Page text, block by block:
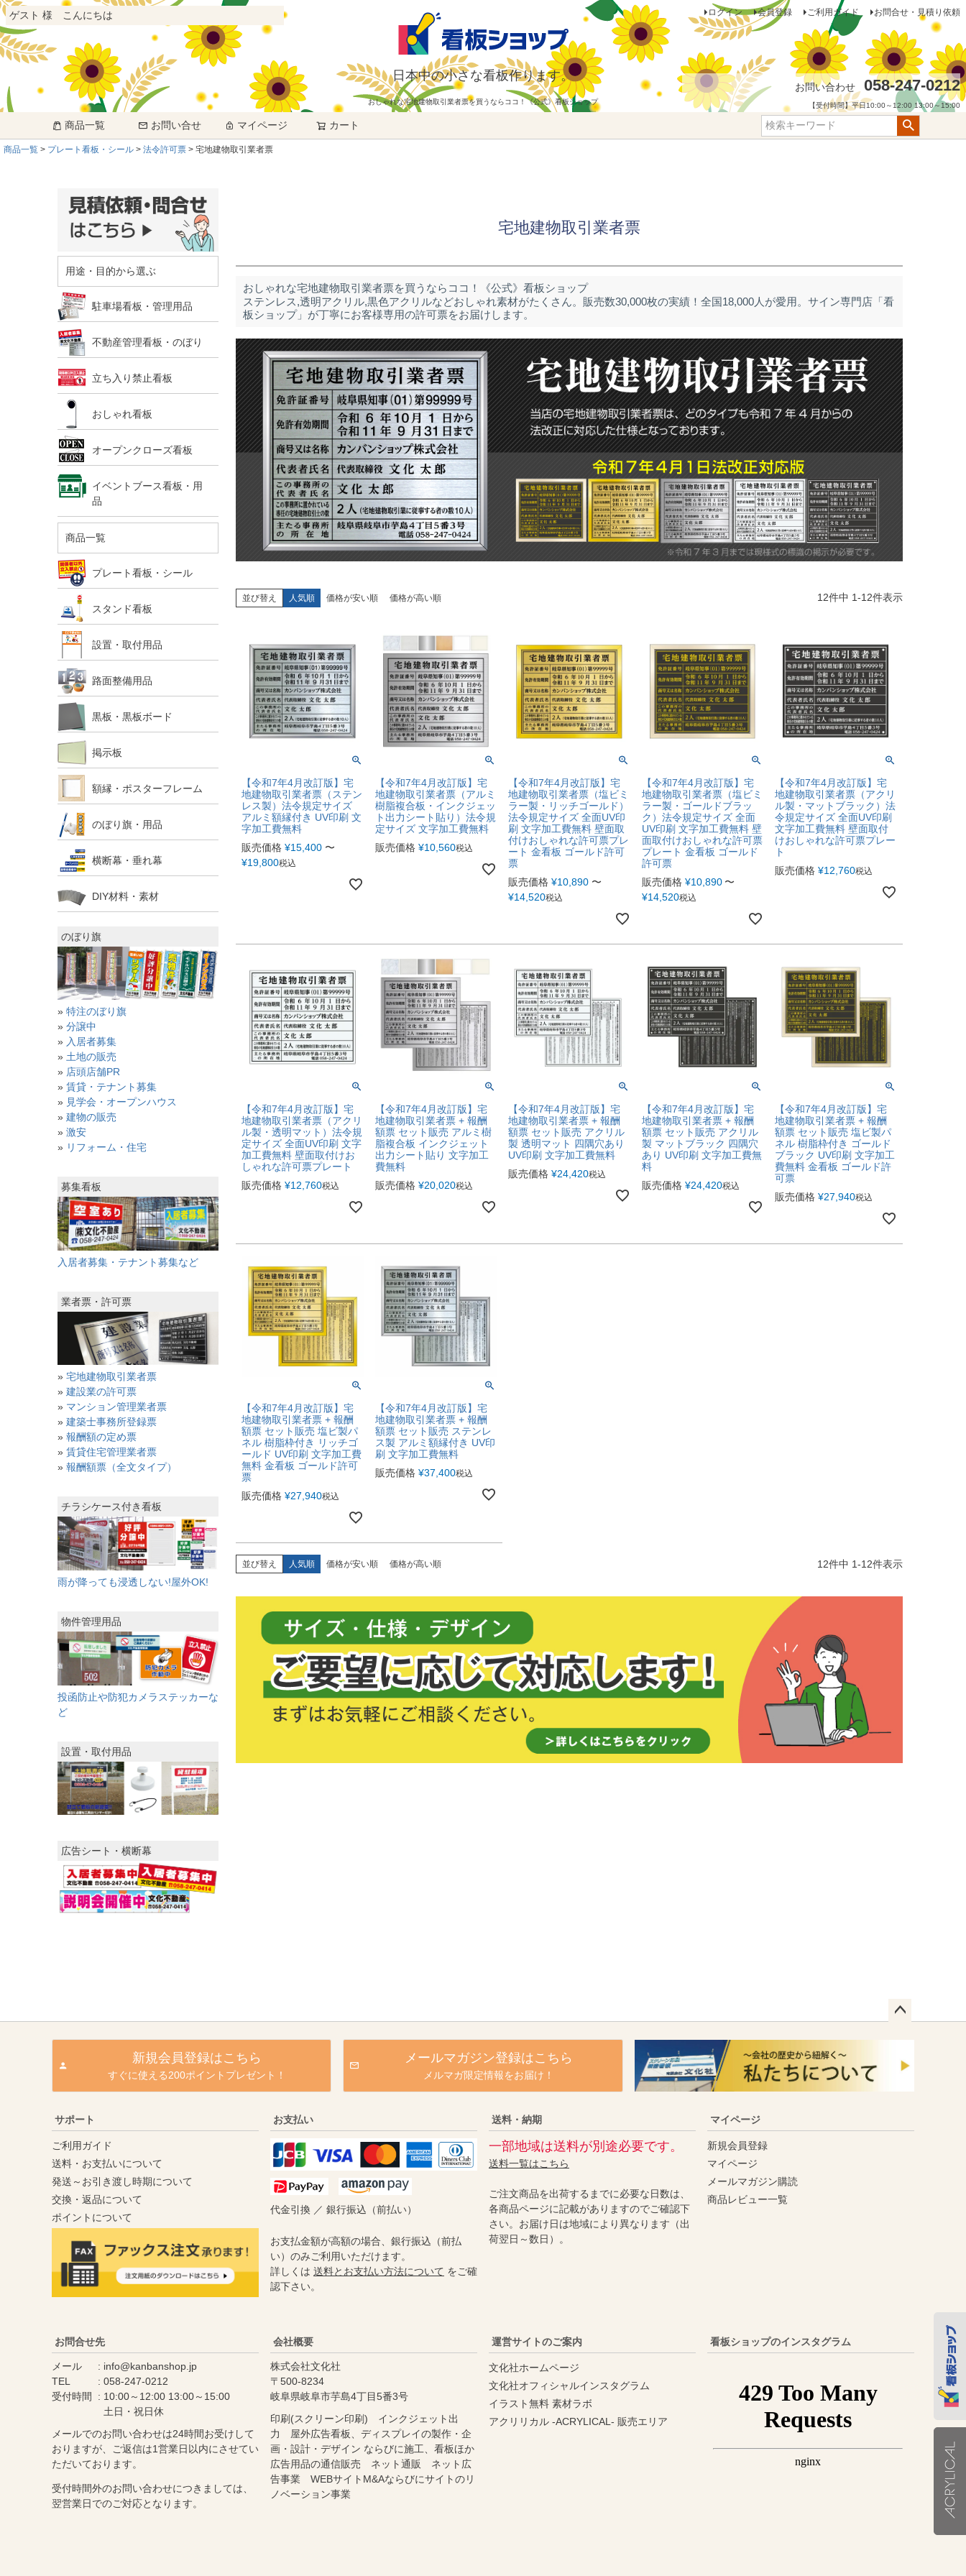
ゲスト 様 こんにちは
日本中の小さな看板作ります。
おしゃれな宅地建物取引業者票を買うならココ！《公式》看板ショップ
ログイン 会員登録 ご利用ガイド お問合せ・見積り依頼
お問い合わせ 058-247-0212
【受付時間】平日10:00～12:00 13:00～15:00
商品一覧 お問い合せ マイページ カート
商品一覧 プレート看板・シール 法令許可票 宅地建物取引業者票
用途・目的から選ぶ
駐車場看板・管理用品
不動産管理看板・のぼり
立ち入り禁止看板
おしゃれ看板
オープンクローズ看板
イベントブース看板・用
品
商品一覧
プレート看板・シール
スタンド看板
設置・取付用品
路面整備用品
黒板・黒板ボード
掲示板
額縁・ポスターフレーム
のぼり旗・用品
横断幕・垂れ幕
DIY材料・素材
のぼり旗
» 特注のぼり旗
» 分譲中
» 入居者募集
» 土地の販売
» 店頭店舗PR
» 賃貸・テナント募集
» 見学会・オープンハウス
» 建物の販売
» 激安
» リフォーム・住宅
募集看板
入居者募集・テナント募集など
業者票・許可票
» 宅地建物取引業者票
» 建設業の許可票
» マンション管理業者票
» 建築士事務所登録票
» 報酬額の定め票
» 賃貸住宅管理業者票
» 報酬額票（全文タイプ）
チラシケース付き看板
雨が降っても浸透しない!屋外OK!
物件管理用品
投函防止や防犯カメラステッカーな
ど
設置・取付用品
広告シート・横断幕
宅地建物取引業者票
おしゃれな宅地建物取引業者票を買うならココ！《公式》看板ショップ
ステンレス,透明アクリル,黒色アクリルなどおしゃれ素材がたくさん。販売数30,000枚の実績！全国18,000人が愛用。サイン専門店「看
板ショップ」が丁寧にお客様専用の許可票をお届けします。
並び替え 人気順 価格が安い順 価格が高い順 12件中 1-12件表示
【令和7年4月改訂版】宅
地建物取引業者票（ステン
レス製）法令規定サイズ
アルミ額縁付き UV印刷 文
字加工費無料
販売価格 ¥15,400 〜
¥19,800税込
【令和7年4月改訂版】宅
地建物取引業者票（アルミ
樹脂複合板・インクジェッ
ト出力シート貼り）法令規
定サイズ 文字加工費無料
販売価格 ¥10,560税込
【令和7年4月改訂版】宅
地建物取引業者票（塩ビミ
ラー製・リッチゴールド）
法令規定サイズ 全面UV印
刷 文字加工費無料 壁面取
付けおしゃれな許可票プレ
ート 金看板 ゴールド許可
票
販売価格 ¥10,890 〜
¥14,520税込
【令和7年4月改訂版】宅
地建物取引業者票（塩ビミ
ラー製・ゴールドブラッ
ク）法令規定サイズ 全面
UV印刷 文字加工費無料 壁
面取付けおしゃれな許可票
プレート 金看板 ゴールド
許可票
販売価格 ¥10,890 〜
¥14,520税込
【令和7年4月改訂版】宅
地建物取引業者票（アクリ
ル製・マットブラック）法
令規定サイズ 全面UV印刷
文字加工費無料 壁面取付
けおしゃれな許可票プレー
ト
販売価格 ¥12,760税込
【令和7年4月改訂版】宅
地建物取引業者票（アクリ
ル製・透明マット）法令規
定サイズ 全面UV印刷 文字
加工費無料 壁面取付けお
しゃれな許可票プレート
販売価格 ¥12,760税込
【令和7年4月改訂版】宅
地建物取引業者票 + 報酬
額票 セット販売 アルミ樹
脂複合板 インクジェット
出力シート貼り 文字加工
費無料
販売価格 ¥20,020税込
【令和7年4月改訂版】宅
地建物取引業者票 + 報酬
額票 セット販売 アクリル
製 透明マット 四隅穴あり
UV印刷 文字加工費無料
販売価格 ¥24,420税込
【令和7年4月改訂版】宅
地建物取引業者票 + 報酬
額票 セット販売 アクリル
製 マットブラック 四隅穴
あり UV印刷 文字加工費無
料
販売価格 ¥24,420税込
【令和7年4月改訂版】宅
地建物取引業者票 + 報酬
額票 セット販売 塩ビ製パ
ネル 樹脂枠付き ゴールド
ブラック UV印刷 文字加工
費無料 金看板 ゴールド許
可票
販売価格 ¥27,940税込
【令和7年4月改訂版】宅
地建物取引業者票 + 報酬
額票 セット販売 塩ビ製パ
ネル 樹脂枠付き リッチゴ
ールド UV印刷 文字加工費
無料 金看板 ゴールド許可
票
販売価格 ¥27,940税込
【令和7年4月改訂版】宅
地建物取引業者票 + 報酬
額票 セット販売 ステンレ
ス製 アルミ額縁付き UV印
刷 文字加工費無料
販売価格 ¥37,400税込
並び替え 人気順 価格が安い順 価格が高い順 12件中 1-12件表示
ップ
新規会員登録はこちら
すぐに使える200ポイントプレゼント！
メールマガジン登録はこちら
メルマガ限定情報をお届け！
サポート
ご利用ガイド
送料・お支払いについて
発送～お引き渡し時期について
交換・返品について
ポイントについて
お支払い
代金引換 ／ 銀行振込（前払い）
お支払金額が高額の場合、銀行振込（前払
い）のみご利用いただけます。
詳しくは 送料とお支払い方法について をご確
認下さい。
送料・納期
一部地域は送料が別途必要です。
送料一覧はこちら
ご注文商品を出荷するまでに必要な日数は、
各商品ページに記載がありますのでご確認下
さい。お届け日は地域により異なります（出
荷翌日～数日）。
マイページ
新規会員登録
マイページ
メールマガジン購読
商品レビュー一覧
お問合せ先
メール
info@kanbanshop.jp
TEL
058-247-0212
受付時間
10:00～12:00 13:00～15:00
土日・祝日休
メールでのお問い合わせは24時間お受けして
おりますが、ご返信は1営業日以内にさせてい
ただいております。
受付時間外のお問い合わせにつきましては、
翌営業日でのご対応となります。
会社概要
株式会社文化社
500-8234
岐阜県岐阜市芋島4丁目5番3号
印刷(スクリーン印刷) インクジェット出
力 屋外広告看板、ディスプレイの製作・企
画・設計・デザイン ならびに施工、看板ほか
広告用品の通信販売 ネット通販 ネット広
告事業 WEBサイトM&Aならびにサイトのリ
ノベーション事業
運営サイトのご案内
文化社ホームページ
文化社オフィシャルインスタグラム
イラスト無料 素材ラボ
アクリリカル -ACRYLICAL- 販売エリア
看板ショップのインスタグラム